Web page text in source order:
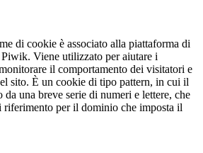
di cookie è associato alla piattaforma di
Viene utilizzato per aiutare i
il comportamento dei visitatori e
sito. È un cookie di tipo pattern, in cui il
una breve serie di numeri e lettere, che
riferimento per il dominio che imposta il